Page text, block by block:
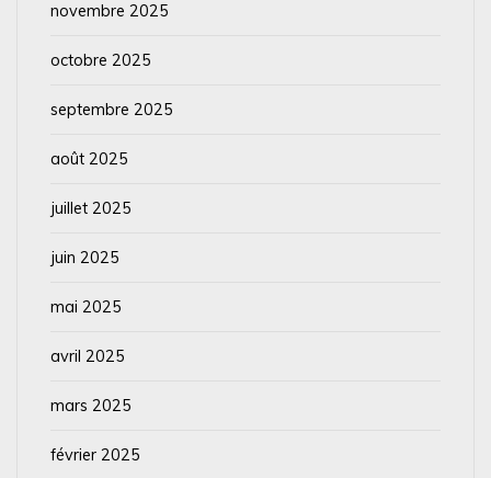
novembre 2025
octobre 2025
septembre 2025
août 2025
juillet 2025
juin 2025
mai 2025
avril 2025
mars 2025
février 2025